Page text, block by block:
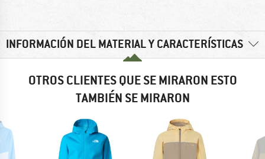
INFORMACIÓN DEL MATERIAL Y CARACTERÍSTICAS
OTROS CLIENTES QUE SE MIRARON ESTO
TAMBIÉN SE MIRARON